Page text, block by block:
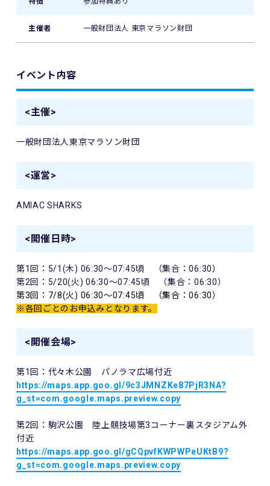
主催者 一般財団法人 東京マラソン財団
イベント内容
<主催>
一般財団法人東京マラソン財団
<運営>
AMIAC SHARKS
<開催日時>
第1回：5/1(木) 06:30～07:45頃 （集合：06:30）
第2回：5/20(火) 06:30～07:45頃 （集合：06:30）
第3回：7/8(火) 06:30～07:45頃 （集合：06:30）
※各回ごとのお申込みとなります。
<開催会場>
第1回：代々木公園 パノラマ広場付近
https://maps.app.goo.gl/9c3JMNZKe87PjR3NA?
g_st=com.google.maps.preview.copy
第2回：駒沢公園 陸上競技場第3コーナー裏スタジアム外
付近
https://maps.app.goo.gl/gCQpvfKWPWPeUKtB9?
g_st=com.google.maps.preview.copy